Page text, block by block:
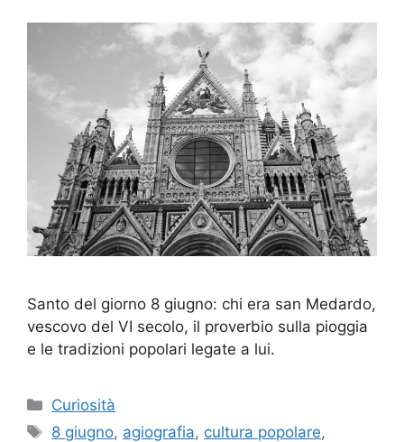
Santo del giorno 8 giugno: chi era san Medardo,
vescovo del VI secolo, il proverbio sulla pioggia
e le tradizioni popolari legate a lui.
Categorie
Curiosità
Tag
8 giugno, agiografia, cultura popolare,